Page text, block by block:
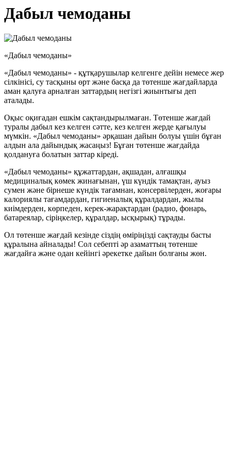
Дабыл чемоданы
«Дабыл чемоданы»
«Дабыл чемоданы» - құтқарушылар келгенге дейін немесе жер
сілкінісі, су тасқыны өрт және басқа да төтенше жағдайларда
аман қалуға арналған заттардың негізгі жиынтығы деп
аталады.
Оқыс оқиғадан ешкім сақтандырылмаған. Төтенше жағдай
туралы дабыл кез келген сәтте, кез келген жерде қағылуы
мүмкін. «Дабыл чемоданы» әрқашан дайын болуы үшін бұған
алдын ала дайындық жасаңыз! Бұған төтенше жағдайда
қолдануға болатын заттар кіреді.
«Дабыл чемоданы» құжаттардан, ақшадан, алғашқы
медициналық көмек жинағынан, үш күндік тамақтан, ауыз
сумен және бірнеше күндік тағамнан, консервілерден, жоғары
калориялы тағамдардан, гигиеналық құралдардан, жылы
киімдерден, көрпеден, керек-жарақтардан (радио, фонарь,
батареялар, сіріңкелер, құралдар, ысқырық) тұрады.
Ол төтенше жағдай кезінде сіздің өміріңізді сақтауды басты
құралына айналады! Сол себепті әр азаматтың төтенше
жағдайға және одан кейінгі әрекетке дайын болғаны жөн.